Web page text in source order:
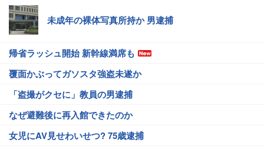
未成年の裸体写真所持か 男逮捕
帰省ラッシュ開始 新幹線満席も
覆面かぶってガソスタ強盗未遂か
「盗撮がクセに」教員の男逮捕
なぜ避難後に再入館できたのか
女児にAV見せわいせつ? 75歳逮捕